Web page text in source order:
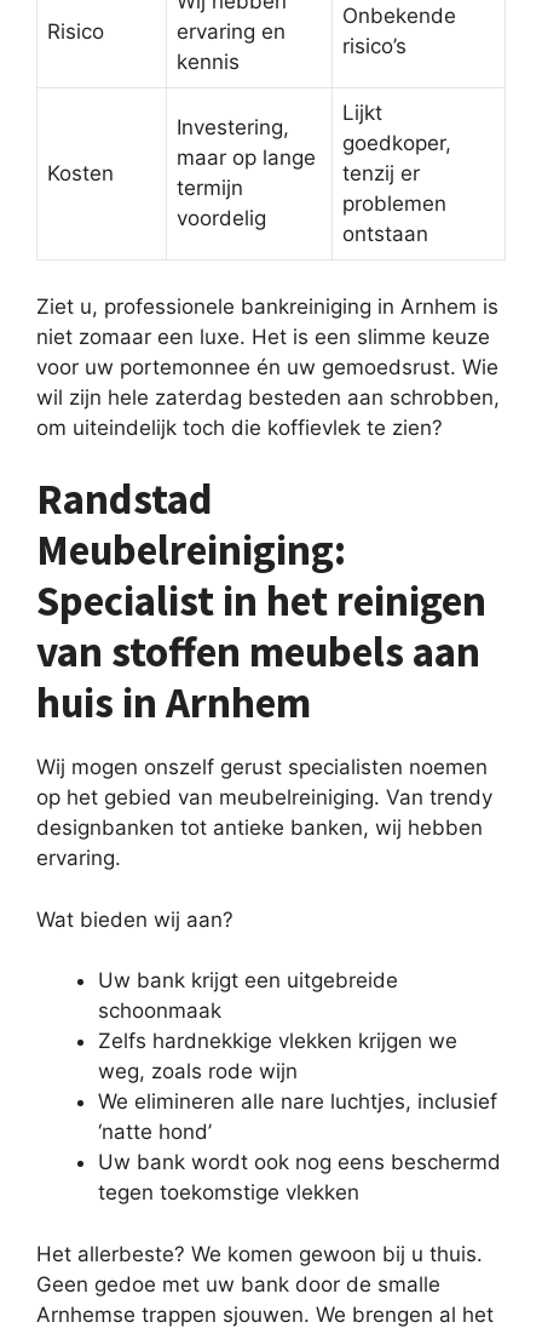
Risico
ervaring en
kennis
Onbekende
risico’s
Kosten
Investering,
maar op lange
termijn
voordelig
Lijkt
goedkoper,
tenzij er
problemen
ontstaan
Ziet u, professionele bankreiniging in Arnhem is
niet zomaar een luxe. Het is een slimme keuze
voor uw portemonnee én uw gemoedsrust. Wie
wil zijn hele zaterdag besteden aan schrobben,
om uiteindelijk toch die koffievlek te zien?
Randstad
Meubelreiniging:
Specialist in het reinigen
van stoffen meubels aan
huis in Arnhem
Wij mogen onszelf gerust specialisten noemen
op het gebied van meubelreiniging. Van trendy
designbanken tot antieke banken, wij hebben
ervaring.
Wat bieden wij aan?
Uw bank krijgt een uitgebreide
schoonmaak
Zelfs hardnekkige vlekken krijgen we
weg, zoals rode wijn
We elimineren alle nare luchtjes, inclusief
‘natte hond’
Uw bank wordt ook nog eens beschermd
tegen toekomstige vlekken
Het allerbeste? We komen gewoon bij u thuis.
Geen gedoe met uw bank door de smalle
Arnhemse trappen sjouwen. We brengen al het